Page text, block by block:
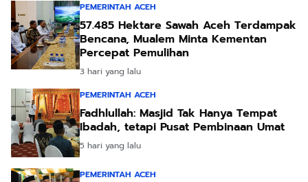
PEMERINTAH ACEH
57.485 Hektare Sawah Aceh Terdampak
Bencana, Mualem Minta Kementan
Percepat Pemulihan
3 hari yang lalu
PEMERINTAH ACEH
Fadhlullah: Masjid Tak Hanya Tempat
Ibadah, tetapi Pusat Pembinaan Umat
5 hari yang lalu
PEMERINTAH ACEH